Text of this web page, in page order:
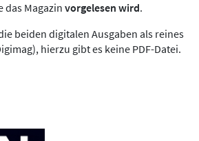
das Magazin vorgelesen wird.
beiden digitalen Ausgaben als reines
hierzu gibt es keine PDF-Datei.